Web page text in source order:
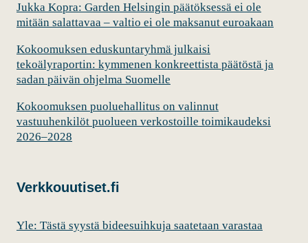
Jukka Kopra: Garden Helsingin päätöksessä ei ole
mitään salattavaa – valtio ei ole maksanut euroakaan
Kokoomuksen eduskuntaryhmä julkaisi
tekoälyraportin: kymmenen konkreettista päätöstä ja
sadan päivän ohjelma Suomelle
Kokoomuksen puoluehallitus on valinnut
vastuuhenkilöt puolueen verkostoille toimikaudeksi
2026–2028
Verkkouutiset.fi
Yle: Tästä syystä bideesuihkuja saatetaan varastaa